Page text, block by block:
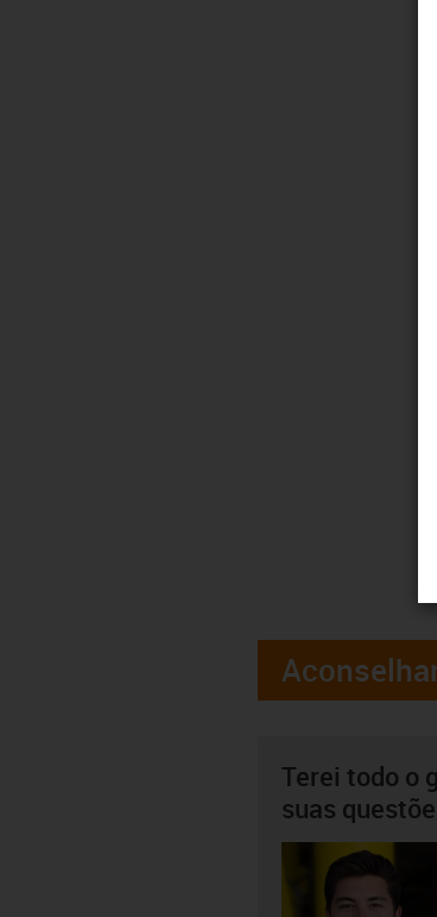
Terei todo o
suas